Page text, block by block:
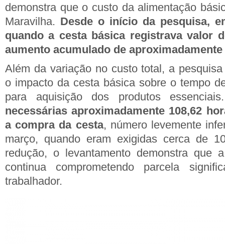
demonstra que o custo da alimentação
Maravilha. Desde o início da pesquisa,
quando a cesta básica registrava valor
aumento acumulado de aproximadamente
Além da variação no custo total, a
o impacto da cesta básica sobre o tempo
para aquisição dos produtos
necessárias aproximadamente 108,62
a compra da cesta, número levemente
março, quando eram exigidas cerca de
redução, o levantamento demonstra que
continua comprometendo parcela
trabalhador.